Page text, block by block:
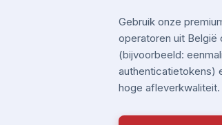
Gebruik onze
operatoren uit
(bijvoorbeeld:
authenticatietokens)
hoge afleverkwaliteit.